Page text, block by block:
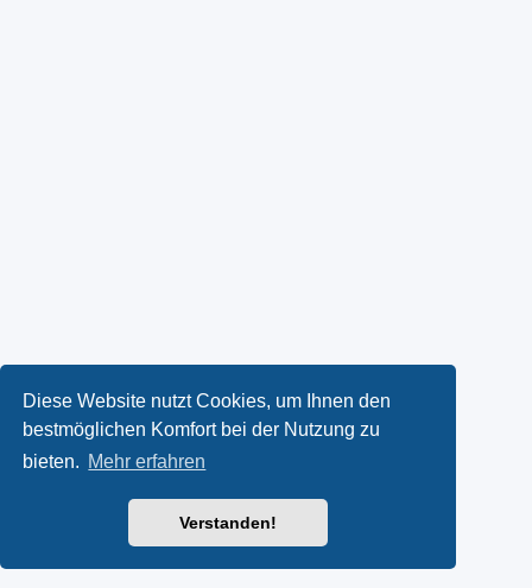
Diese Website nutzt Cookies, um Ihnen den
bestmöglichen Komfort bei der Nutzung zu
bieten. Mehr erfahren
Verstanden!